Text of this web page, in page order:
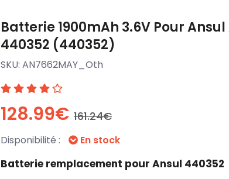
Batterie 1900mAh 3.6V Pour
440352 (440352)
SKU: AN7662MAY_Oth
128.99€ 161.24€
Disponibilité : En stock
Batterie remplacement pour Ansul 440352